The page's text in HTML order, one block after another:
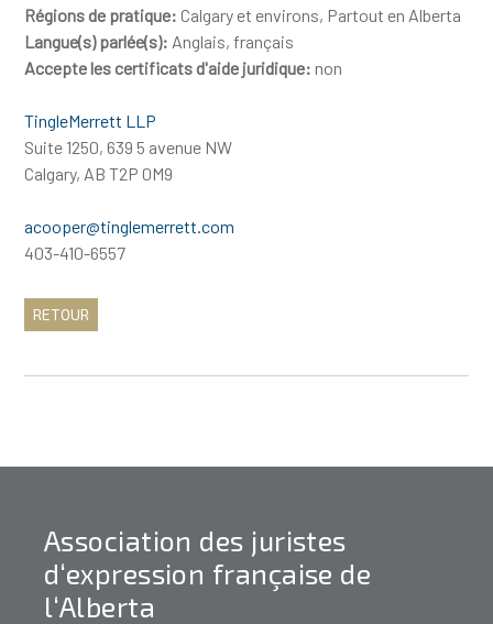
Régions de pratique: Calgary et environs, Partout en Alberta
Langue(s) parlée(s): Anglais, français
Accepte les certificats d'aide juridique: non
TingleMerrett LLP
Suite 1250, 639 5 avenue NW
Calgary, AB T2P 0M9
acooper@tinglemerrett.com
403-410-6557
RETOUR
Association des juristes
d‘expression française de
l‘Alberta